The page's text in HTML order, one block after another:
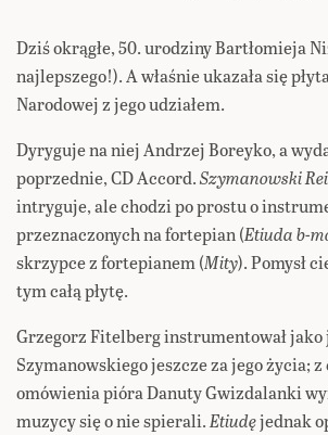
Dziś okrągłe, 50. urodziny Bartłomieja
najlepszego!). A właśnie ukazała się
Narodowej z jego udziałem.
Dyryguje na niej Andrzej Boreyko, a
poprzednie, CD Accord.Szymanowski
intryguje, ale chodzi po prostu o
przeznaczonych na fortepian (Etiuda b-
skrzypce z fortepianem (Mity). Pomysł
tym całą płytę.
Grzegorz Fitelberg instrumentował
Szymanowskiego jeszcze za jego życia;
omówienia pióra Danuty Gwizdalanki
muzycy się o nie spierali.Etiudęjednak